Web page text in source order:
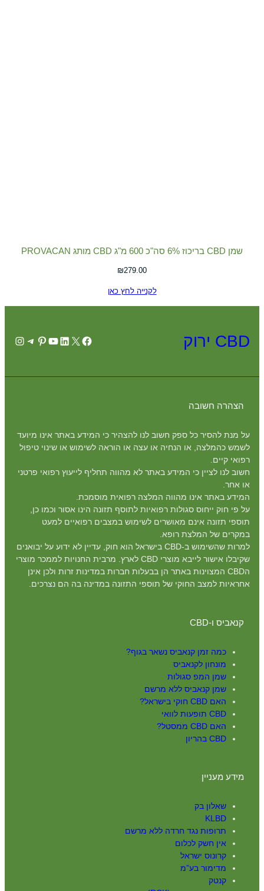
שמן CBD בריכוז 6% סה"כ 600 מ"ג CBD מותג PROVACAN
₪279.00
לקנייה לחץ כאן
CBD ירוק Facebook
X
LinkedIn
YouTube
Pinterest
הצהרה חשובה
על מנת להסיר כל ספק חשוב לנו להצהיר כי המידע באתר אינו מיועד
לשמש כהמלצה, או הנחיה או עצה או הוראה לשימוש או שינוי טיפול
רפואי קיים.
חשוב לנו לציין כי המידע באתר לא מהווה תחליף לייעוץ רפואי פרטני
או אחר.
המידע באתר אינו מהווה המלצה רפואית מוסמכת.
על פי חוק ייחוס סגולות רפואיות לתוסף תזונה הינו אסור וכמו כן,
תוספי תזונה אינם מאושרים לשימוש במצבים רפואיים למעט
במקרים של המלצת רופא.
למרות שהשימוש ב-CBD בישראל הוא חוק, עדיין לא ידוע על יבואנים
שקיבלו אישור לייבא מוצרי CBD לארץ. מרבית החנויות לממכר מוצרי
הCBD המצוינות באתר הן בבעלות חברות במדינות זרות ולכן אינן
אחראיות למצב החוקי של תוספי התזונה במדינה בה הם נצרכים.
קנאביס ו-CBD
כמה זמן קנאביס נשאר בגוף?
מונחון לקנאביס
שמן המפ סגולות
שמן קנאביס ללא מרשם
האם CBD חוקי בישראל?
CBD תופעות לוואי
האם CBD ממסטל?
CBD בהריון
מידע מעניין
שאלון בק
KLBD
תרופות נגד חרדה ללא מרשם
אין חשק לכלום
קרונוס ישראל
מדימור בע”מ
קנטק